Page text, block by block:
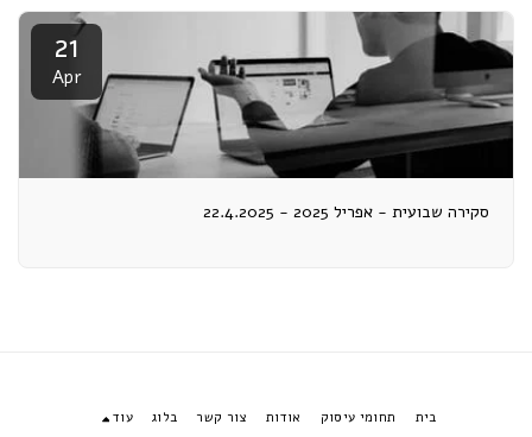
21
Apr
סקירה שבועית - אפריל 2025 - 22.4.2025
בית תחומי עיסוק אודות צור קשר בלוג עוד